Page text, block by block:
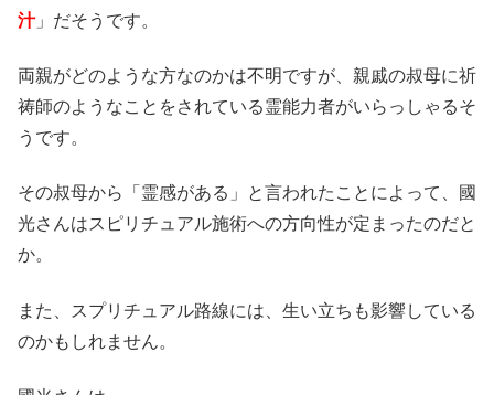
汁」だそうです。
両親がどのような方なのかは不明ですが、親戚の叔母に祈
祷師のようなことをされている霊能力者がいらっしゃるそ
うです。
その叔母から「霊感がある」と言われたことによって、國
光さんはスピリチュアル施術への方向性が定まったのだと
か。
また、スプリチュアル路線には、生い立ちも影響している
のかもしれません。